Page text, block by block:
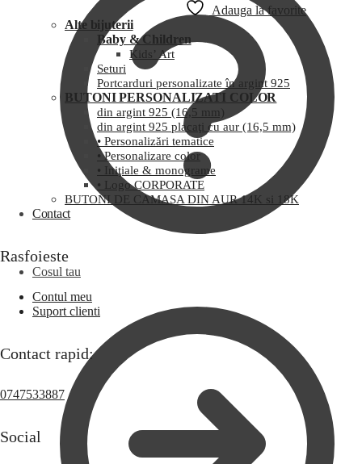
Cosul tau
Adauga la favorite
Alte bijuterii
Baby & Children
Kids’ Art
Seturi
Portcarduri personalizate în argint 925
BUTONI PERSONALIZATI COLOR
din argint 925 (16,5 mm)
din argint 925 placaţi cu aur (16,5 mm)
• Personalizări tematice
• Personalizare color
• Iniţiale & monograme
• Logo CORPORATE
BUTONI DE CAMASA DIN AUR 14K si 18K
Contact
Rasfoieste
Contul meu
Suport clienti
Contact rapid:
0747533887
Social